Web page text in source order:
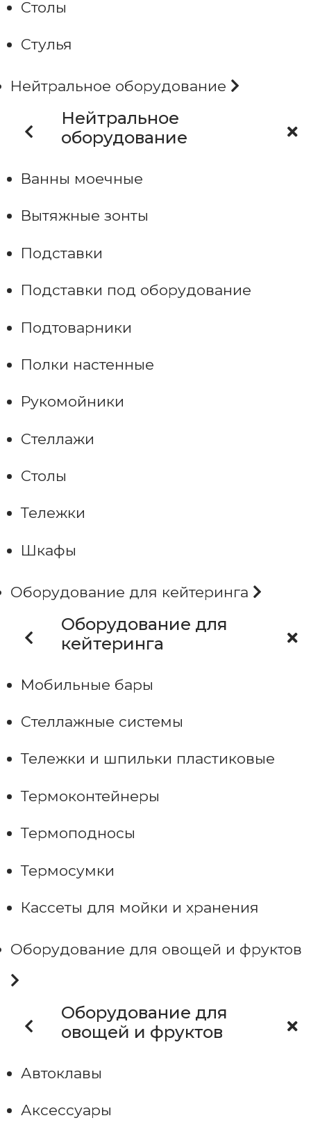
Столы
Стулья
Нейтральное оборудование
Нейтральное
оборудование
Ванны моечные
Вытяжные зонты
Подставки
Подставки под оборудование
Подтоварники
Полки настенные
Рукомойники
Стеллажи
Столы
Тележки
Шкафы
Оборудование для кейтеринга
Оборудование для
кейтеринга
Мобильные бары
Стеллажные системы
Тележки и шпильки пластиковые
Термоконтейнеры
Термоподносы
Термосумки
Кассеты для мойки и хранения
Оборудование для овощей и фруктов
Оборудование для
овощей и фруктов
Автоклавы
Аксессуары